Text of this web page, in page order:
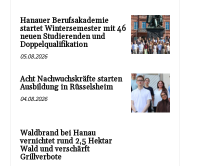
Hanauer Berufsakademie
startet Wintersemester mit 46
neuen Studierenden und
Doppelqualifikation
05.08.2026
Acht Nachwuchskräfte starten
Ausbildung in Rüsselsheim
04.08.2026
Waldbrand bei Hanau
vernichtet rund 2,5 Hektar
Wald und verschärft
Grillverbote